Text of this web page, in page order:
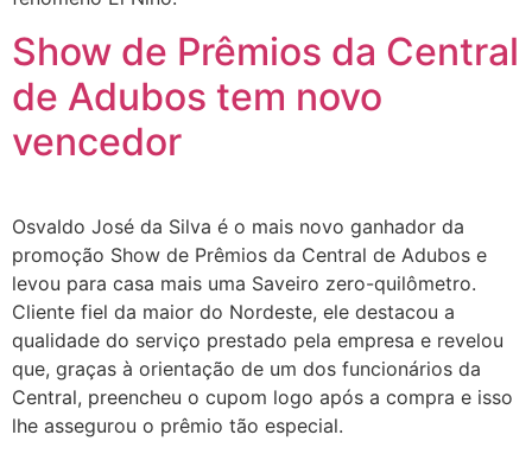
Show de Prêmios da Central
de Adubos tem novo
vencedor
Osvaldo José da Silva é o mais novo ganhador da
promoção Show de Prêmios da Central de Adubos e
levou para casa mais uma Saveiro zero-quilômetro.
Cliente fiel da maior do Nordeste, ele destacou a
qualidade do serviço prestado pela empresa e revelou
que, graças à orientação de um dos funcionários da
Central, preencheu o cupom logo após a compra e isso
lhe assegurou o prêmio tão especial.